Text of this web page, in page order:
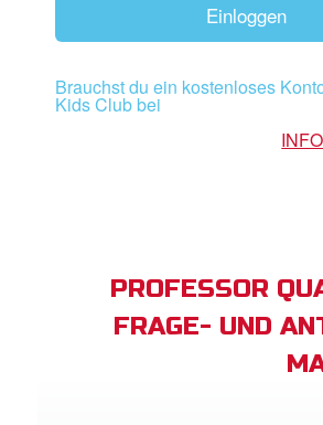
ändern
Einloggen
Brauchst du ein kostenloses
Kids Club bei
PROFESSOR
FRAGE- UND